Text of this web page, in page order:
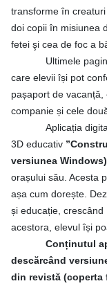
transforme în creaturi
doi copii în misiunea
fetei şi cea de foc a
Ultimele
care elevii își pot
pașaport de
companie și cele
Aplicația
3D educativ
versiunea
orașului său. Acesta
așa cum dorește.
și educație,
acestora, elevul își
Conținutul
descărcând
din revistă (coperta